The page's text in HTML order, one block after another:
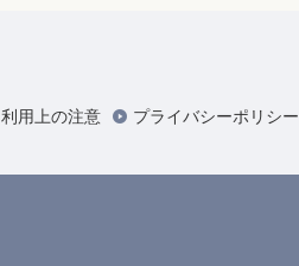
利用上の注意 プライバシーポリシー